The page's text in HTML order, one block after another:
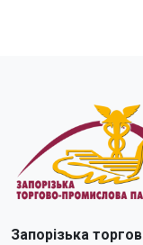
Запорізька